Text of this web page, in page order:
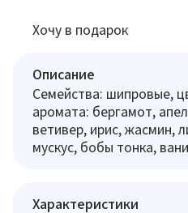
Хочу в подарок
Описание
Семейства: шипровые,
аромата: бергамот,
ветивер, ирис, жасмин,
мускус, бобы тонка,
Характеристики